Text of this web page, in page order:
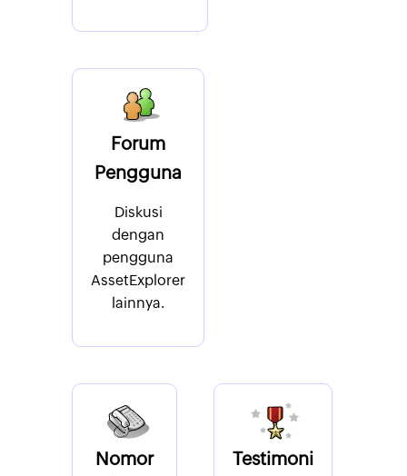
Forum
Pengguna
Diskusi
dengan
pengguna
AssetExplorer
lainnya.
Nomor
Testimoni